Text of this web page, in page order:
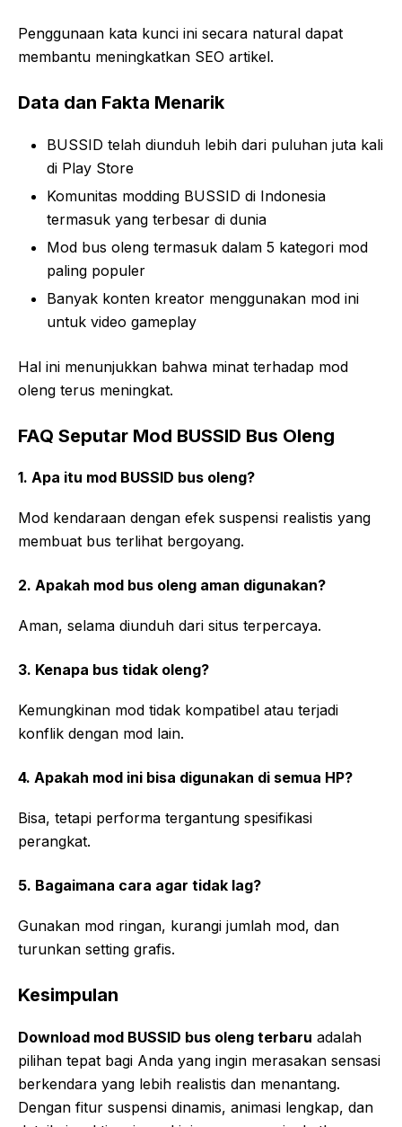
Penggunaan kata kunci ini secara natural dapat
membantu meningkatkan SEO artikel.
Data dan Fakta Menarik
BUSSID telah diunduh lebih dari puluhan juta kali
di Play Store
Komunitas modding BUSSID di Indonesia
termasuk yang terbesar di dunia
Mod bus oleng termasuk dalam 5 kategori mod
paling populer
Banyak konten kreator menggunakan mod ini
untuk video gameplay
Hal ini menunjukkan bahwa minat terhadap mod
oleng terus meningkat.
FAQ Seputar Mod BUSSID Bus Oleng
1. Apa itu mod BUSSID bus oleng?
Mod kendaraan dengan efek suspensi realistis yang
membuat bus terlihat bergoyang.
2. Apakah mod bus oleng aman digunakan?
Aman, selama diunduh dari situs terpercaya.
3. Kenapa bus tidak oleng?
Kemungkinan mod tidak kompatibel atau terjadi
konflik dengan mod lain.
4. Apakah mod ini bisa digunakan di semua HP?
Bisa, tetapi performa tergantung spesifikasi
perangkat.
5. Bagaimana cara agar tidak lag?
Gunakan mod ringan, kurangi jumlah mod, dan
turunkan setting grafis.
Kesimpulan
Download mod BUSSID bus oleng terbaru adalah
pilihan tepat bagi Anda yang ingin merasakan sensasi
berkendara yang lebih realistis dan menantang.
Dengan fitur suspensi dinamis, animasi lengkap, dan